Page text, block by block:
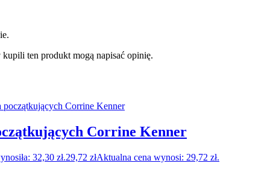
ten produkt mogą napisać opinię.
Corrine Kenner
32,30 zł.29,72 złAktualna cena wynosi: 29,72 zł.